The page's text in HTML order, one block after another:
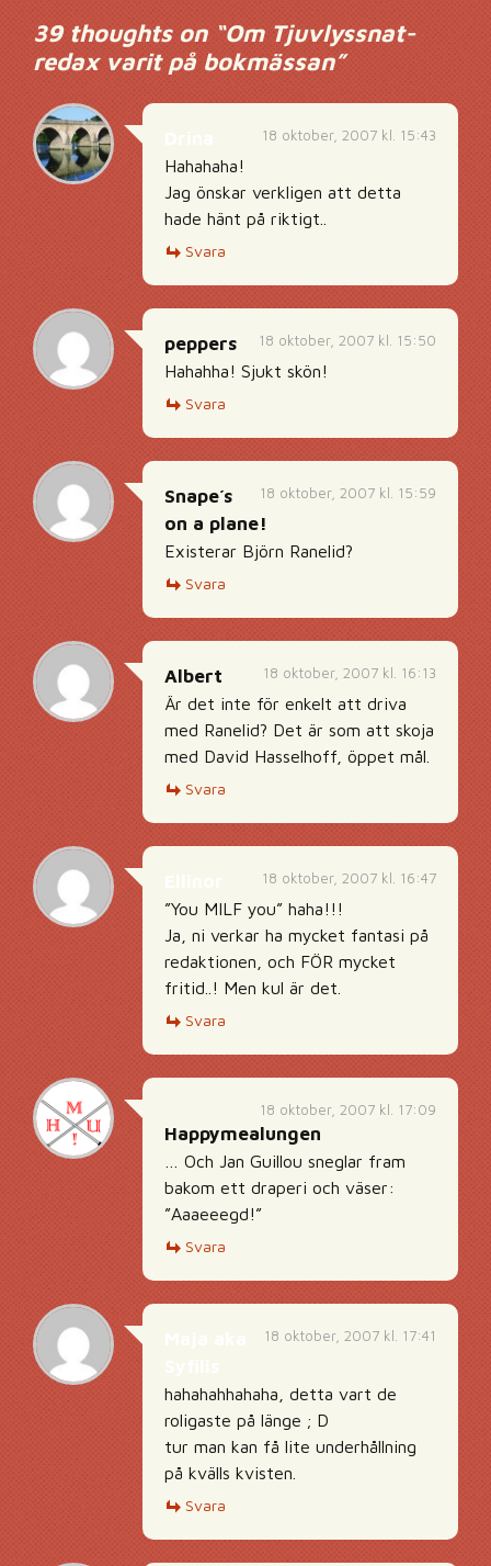
39 thoughts on “Om Tjuvlyssnat-
redax varit på bokmässan”
18 oktober, 2007 kl. 15:43
Hahahaha!
Jag önskar verkligen att detta
hade hänt på riktigt..
Svara
18 oktober, 2007 kl. 15:50
peppers
Hahahha! Sjukt skön!
Svara
18 oktober, 2007 kl. 15:59
Snape´s
on a plane!
Existerar Björn Ranelid?
Svara
18 oktober, 2007 kl. 16:13
Albert
Är det inte för enkelt att driva
med Ranelid? Det är som att skoja
med David Hasselhoff, öppet mål.
Svara
18 oktober, 2007 kl. 16:47
”You MILF you” haha!!!
Ja, ni verkar ha mycket fantasi på
redaktionen, och FÖR mycket
fritid..! Men kul är det.
Svara
18 oktober, 2007 kl. 17:09
Happymealungen
… Och Jan Guillou sneglar fram
bakom ett draperi och väser:
”Aaaeeegd!”
Svara
18 oktober, 2007 kl. 17:41
hahahahhahaha, detta vart de
roligaste på länge ; D
tur man kan få lite underhållning
på kvälls kvisten.
Svara